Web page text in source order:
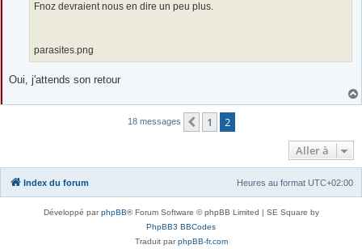
Fnoz devraient nous en dire un peu plus.
parasites.png
Oui, j'attends son retour
18 messages Précédente
1
2
Aller à
Index du forum Heures au format UTC+02:00
Développé parphpBB® Forum Software © phpBB Limited | SE Square by
PhpBB3 BBCodes
Traduit parphpBB-fr.com